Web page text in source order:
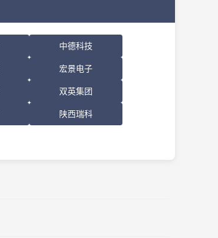
中德科技
宏景电子
双英集团
陕西瑞科